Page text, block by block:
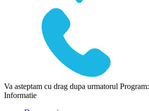
Va asteptam cu drag dupa urmatorul Program:
Informatie